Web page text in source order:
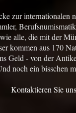
zur internationalen
alle, die mit der
kommen aus 170
Geld - von der
noch ein bisschen
Kontaktieren Sie uns